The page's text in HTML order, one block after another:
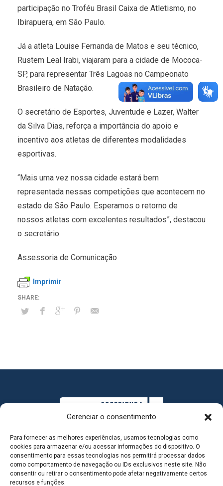
Gerenciar o consentimento
Para fornecer as melhores experiências, usamos tecnologias como
cookies para armazenar e/ou acessar informações do dispositivo. O
consentimento para essas tecnologias nos permitirá processar dados
como comportamento de navegação ou IDs exclusivos neste site. Não
consentir ou retirar o consentimento pode afetar negativamente certos
recursos e funções.
participação no Troféu Brasil Caixa de Atletismo, no
Ibirapuera, em São Paulo.
Já a atleta Louise Fernanda de Matos e seu técnico,
Rustem Leal Irabi, viajaram para a cidade de Mococa-
SP, para representar Três Lagoas no Campeonato
Brasileiro de Natação.
O secretário de Esportes, Juventude e Lazer, Walter
da Silva Dias, reforça a importância do apoio e
incentivo aos atletas de diferentes modalidades
esportivas.
“Mais uma vez nossa cidade estará bem
representada nessas competições que acontecem no
estado de São Paulo. Esperamos o retorno de
nossos atletas com excelentes resultados”, destacou
o secretário.
Assessoria de Comunicação
Imprimir
MAPA DO SITE